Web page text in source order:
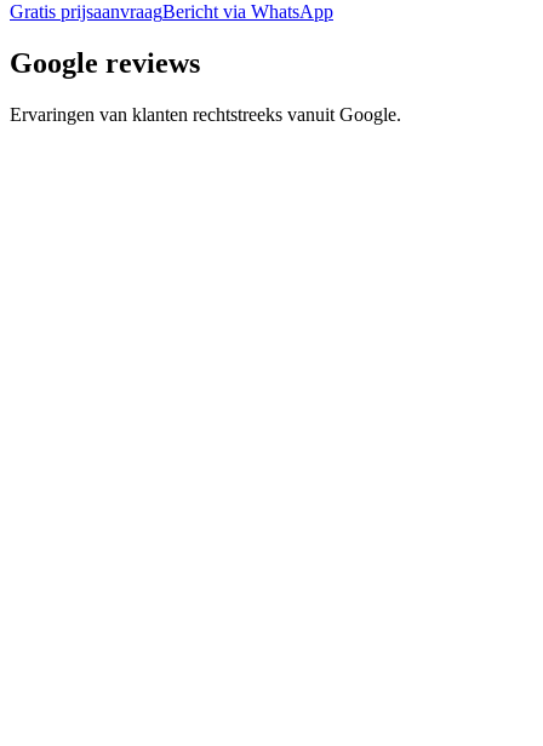
Gratis prijsaanvraagBericht via WhatsApp
Google reviews
Ervaringen van klanten rechtstreeks vanuit Google.